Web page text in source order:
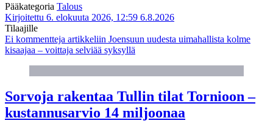
Pääkategoria Talous
Kirjoitettu 6. elokuuta 2026, 12:59 6.8.2026
Tilaajille
Ei kommentteja artikkeliin Joensuun uudesta uimahallista kolme
kisaajaa – voittaja selviää syksyllä
Sorvoja rakentaa Tullin tilat Tornioon –
kustannusarvio 14 miljoonaa